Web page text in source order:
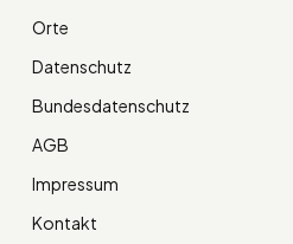
Orte
Datenschutz
Bundesdatenschutz
AGB
Impressum
Kontakt